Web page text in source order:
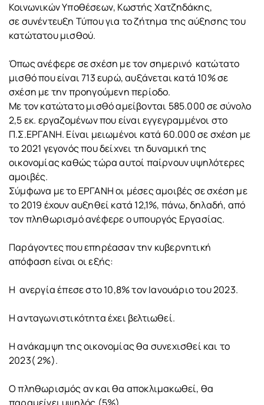
Κοινωνικών Υποθέσεων, Κωστής Χατζηδάκης,
σε συνέντευξη Τύπου για το ζήτημα της αύξησης του
κατώτατου μισθού.
Όπως ανέφερε σε σχέση με τον σημερινό κατώτατο
μισθό που είναι 713 ευρώ, αυξάνεται κατά 10% σε
σχέση με την προηγούμενη περίοδο.
Με τον κατώτατο μισθό αμείβονται 585.000 σε σύνολο
2,5 εκ. εργαζομένων που είναι εγγεγραμμένοι στο
Π.Σ.ΕΡΓΑΝΗ. Είναι μειωμένοι κατά 60.000 σε σχέση με
το 2021 γεγονός που δείχνει τη δυναμική της
οικονομίας καθώς τώρα αυτοί παίρνουν υψηλότερες
αμοιβές.
Σύμφωνα με το ΕΡΓΑΝΗ οι μέσες αμοιβές σε σχέση με
το 2019 έχουν αυξηθεί κατά 12,1%, πάνω, δηλαδή, από
τον πληθωρισμό ανέφερε ο υπουργός Εργασίας.
Παράγοντες που επηρέασαν την κυβερνητική
απόφαση είναι οι εξής:
Η ανεργία έπεσε στο 10,8% τον Ιανουάριο του 2023.
Η ανταγωνιστικότητα έχει βελτιωθεί.
Η ανάκαμψη της οικονομίας θα συνεχισθεί και το
2023( 2%).
Ο πληθωρισμός αν και θα αποκλιμακωθεί, θα